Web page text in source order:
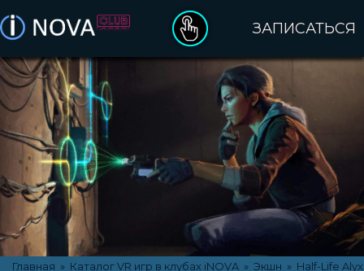
ДЕНЬ РОЖДЕНИЯ
ПОДАРОЧНЫЕ СЕРТИФИКАТЫ
ОПЛАТА ЗАКАЗА
ПРАВИЛА ПОСЕЩЕНИЯ
КАТАЛОГ VR ИГР
ЗАПИСАТЬСЯ
Главная » Каталог VR игр в клубах iNOVA » Экшн » Half-Life Alyx